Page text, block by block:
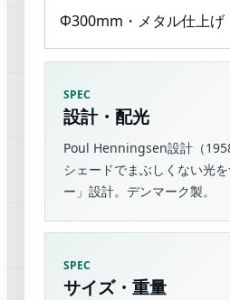
Φ300mm・メタル仕上げ
SPEC
設計・配光
Poul Henningsen設計（
シェードでまぶしくない光
ー」設計。デンマーク製。
SPEC
サイズ・重量